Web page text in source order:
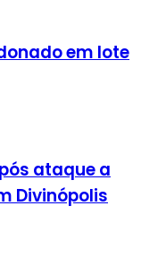
em lote
ataque a
Divinópolis